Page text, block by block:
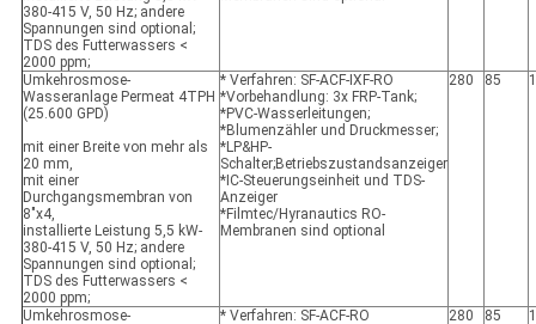
380-415 V, 50 Hz; andere
Spannungen sind optional;
TDS des Futterwassers <
2000 ppm;
Umkehrosmose-
Wasseranlage Permeat 4TPH
(25.600 GPD)
mit einer Breite von mehr als
20 mm,
mit einer
Durchgangsmembran von
8"x4,
installierte Leistung 5,5 kW-
380-415 V, 50 Hz; andere
Spannungen sind optional;
TDS des Futterwassers <
2000 ppm;
* Verfahren: SF-ACF-IXF-RO
*Vorbehandlung: 3x FRP-Tank;
*PVC-Wasserleitungen;
*Blumenzähler und Druckmesser;
*LP&HP-
Schalter;Betriebszustandsanzeiger
*IC-Steuerungseinheit und TDS-
Anzeiger
*Filmtec/Hyranautics RO-
Membranen sind optional
280 85
Umkehrosmose-
* Verfahren: SF-ACF-RO
280 85